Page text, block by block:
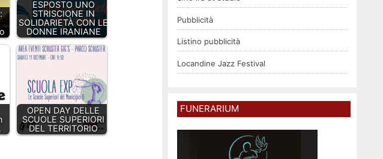
ESPOSTO UNO
STRISCIONE IN
SOLIDARIETÀ CON LE
DONNE IRANIANE
OPEN DAY DELLE
SCUOLE SUPERIORI
DEL TERRITORIO
Pubblicità
Listino pubblicità
Locandine Jazz Festival
FUNERARIUM